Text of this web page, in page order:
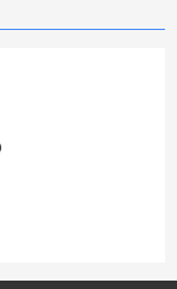
ャンネルEMS 吸引パ
ネルEMS フェイシャル
ネルEMS 全身施術が可
美容機器です。高ス